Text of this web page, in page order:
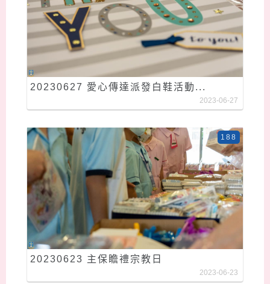
20230627 愛心傳達派發白鞋活動...
2023-06-27
20230623 主保瞻禮宗教日
188
2023-06-23